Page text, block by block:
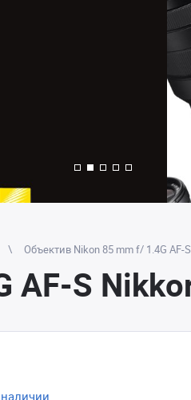
Объектив Nikon 85 mm f/ 1.4G AF-
AF-S